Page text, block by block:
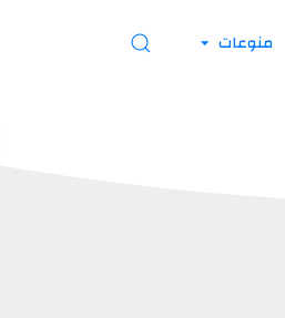
منوعات